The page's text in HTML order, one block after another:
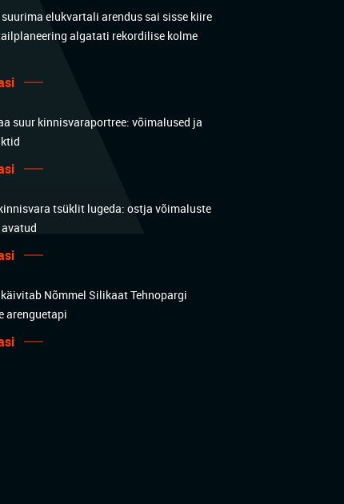
suurima elukvartali arendus sai sisse kiire
algatati rekordilise kolme
suur kinnisvaraportree: võimalused ja
tsüklit lugeda: ostja võimaluste
Nõmmel Silikaat Tehnopargi
arenguetapi